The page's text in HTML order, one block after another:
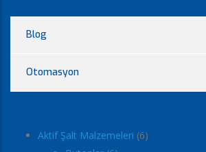
Blog
Otomasyon
Aktif Şalt Malzemeleri 6